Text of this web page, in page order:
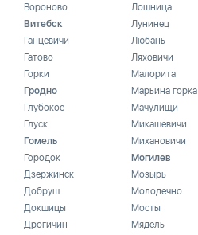
Вороново
Витебск
Ганцевичи
Гатово
Горки
Гродно
Глубокое
Глуск
Гомель
Городок
Дзержинск
Добруш
Докшицы
Дрогичин
Лошница
Лунинец
Любань
Ляховичи
Малорита
Марьина горка
Мачулищи
Микашевичи
Михановичи
Могилев
Мозырь
Молодечно
Мосты
Мядель